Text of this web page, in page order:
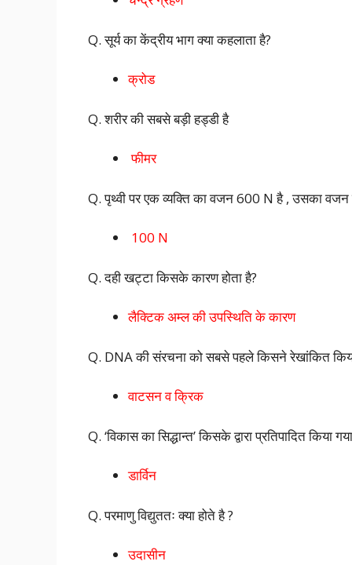
Q. सूर्य का केंद्रीय भाग क्या कहलाता है?
क्रोड
Q. शरीर की सबसे बड़ी हड्डी है
फीमर
Q. पृथ्वी पर एक व्यक्ति का वजन 600 N है , उसका वजन
100 N
Q. दही खट्टा किसके कारण होता है?
लैक्टिक अम्ल की उपस्थिति के कारण
Q. DNA की संरचना को सबसे पहले किसने रेखांकित
वाटसन व क्रिक
Q. ‘विकास का सिद्धान्त’ किसके द्वारा प्रतिपादित किया
डार्विन
Q. परमाणु विद्युततः क्या होते है ?
उदासीन